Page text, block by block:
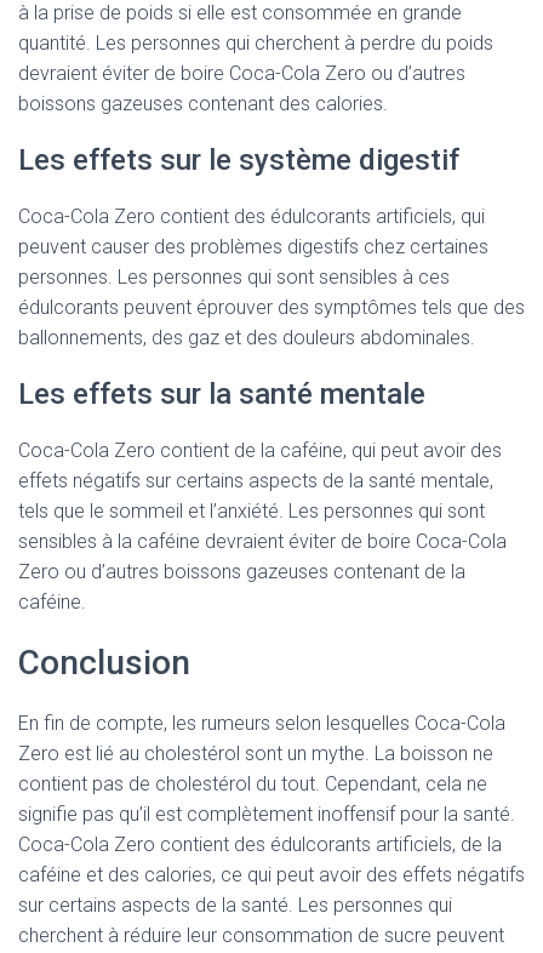
à la prise de poids si elle est consommée en grande
quantité. Les personnes qui cherchent à perdre du poids
devraient éviter de boire Coca-Cola Zero ou d’autres
boissons gazeuses contenant des calories.
Les effets sur le système digestif
Coca-Cola Zero contient des édulcorants artificiels, qui
peuvent causer des problèmes digestifs chez certaines
personnes. Les personnes qui sont sensibles à ces
édulcorants peuvent éprouver des symptômes tels que des
ballonnements, des gaz et des douleurs abdominales.
Les effets sur la santé mentale
Coca-Cola Zero contient de la caféine, qui peut avoir des
effets négatifs sur certains aspects de la santé mentale,
tels que le sommeil et l’anxiété. Les personnes qui sont
sensibles à la caféine devraient éviter de boire Coca-Cola
Zero ou d’autres boissons gazeuses contenant de la
caféine.
Conclusion
En fin de compte, les rumeurs selon lesquelles Coca-Cola
Zero est lié au cholestérol sont un mythe. La boisson ne
contient pas de cholestérol du tout. Cependant, cela ne
signifie pas qu’il est complètement inoffensif pour la santé.
Coca-Cola Zero contient des édulcorants artificiels, de la
caféine et des calories, ce qui peut avoir des effets négatifs
sur certains aspects de la santé. Les personnes qui
cherchent à réduire leur consommation de sucre peuvent